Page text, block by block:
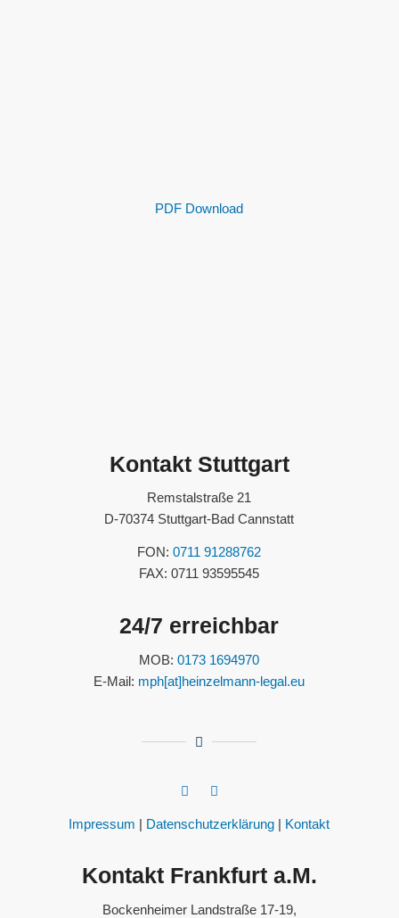
PDF Download
Kontakt Stuttgart
Remstalstraße 21
D-70374 Stuttgart-Bad Cannstatt
FON:0711 91288762
FAX: 0711 93595545
24/7 erreichbar
MOB:0173 1694970
E-Mail: mph[at]heinzelmann-legal.eu
Impressum | Datenschutzerklärung | Kontakt
Kontakt Frankfurt a.M.
Bockenheimer Landstraße 17-19,